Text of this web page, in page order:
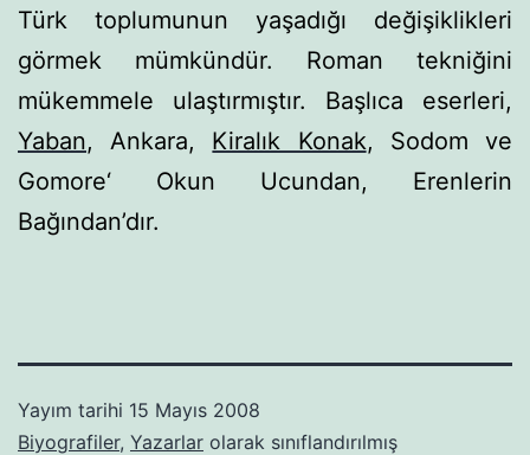
Türk toplumunun yaşadığı de­ğişiklikleri
görmek mümkündür. Roman tekniğini
mükemme­le ulaştırmıştır. Başlıca eserleri,
Yaban, Ankara, Kiralık Konak, Sodom ve
Gomore‘ Okun Ucundan, Erenlerin
Bağından’dır.
Yayım tarihi 15 Mayıs 2008
Biyografiler, Yazarlar olarak sınıflandırılmış